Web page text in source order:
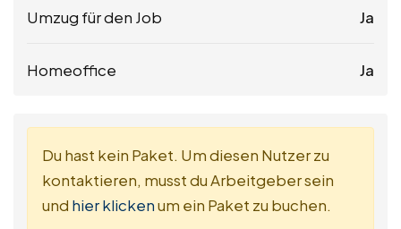
Umzug für den Job Ja
Homeoffice Ja
Du hast kein Paket. Um diesen Nutzer zu
kontaktieren, musst du Arbeitgeber sein
und hier klickenum ein Paket zu buchen.